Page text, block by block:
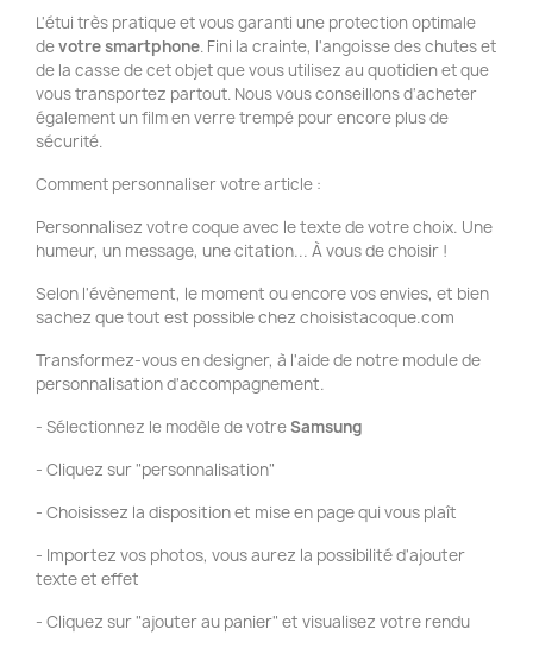
L'étui très pratique et vous garanti une protection optimale
devotre smartphone. Fini la crainte, l'angoisse des chutes et
de la casse de cet objet que vous utilisez au quotidien et que
vous transportez partout. Nous vous conseillons d'acheter
également un film en verre trempé pour encore plus de
sécurité.
Comment personnaliser votre article :
Personnalisez votre coque avec le texte de votre choix. Une
humeur, un message, une citation... À vous de choisir !
Selon l'évènement, le moment ou encore vos envies, et bien
sachez que tout est possible chez choisistacoque.com
Transformez-vous en designer, à l'aide de notre module de
personnalisation d'accompagnement.
- Sélectionnez le modèle de votreSamsung
- Cliquez sur "personnalisation"
- Choisissez la disposition et mise en page qui vous plaît
- Importez vos photos, vous aurez la possibilité d'ajouter
texte et effet
- Cliquez sur "ajouter au panier" et visualisez votre rendu